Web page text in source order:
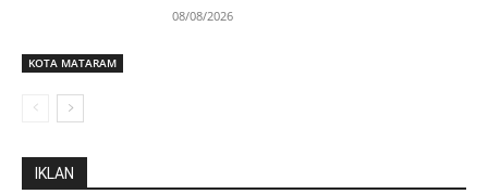
KOTA MATARAM
08/08/2026
IKLAN